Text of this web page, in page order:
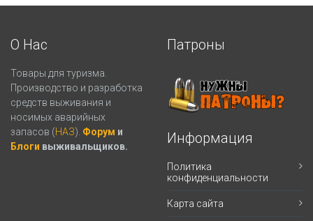
О Нас
Товары для туризма.
Производство и разработка
средств выживания и
носимых аварийных
запасов (НАЗ). Форум и
Блоги выживальщиков.
Патроны
Информация
Политика
конфиденциальности
Карта сайта